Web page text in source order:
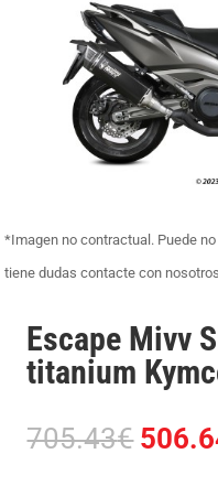
*Imagen no contractual. Puede
tiene dudas contacte con
Escape Mivv
titanium
705.43€ El